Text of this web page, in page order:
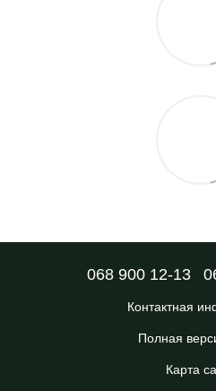
068 900 12-13
Контактная
Полная
Карта